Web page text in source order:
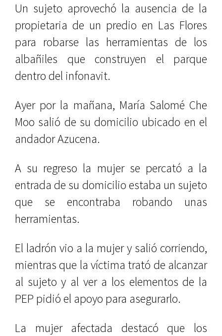
Un sujeto aprovechó la ausencia de la
propietaria de un predio en Las Flores
para robarse las herramientas de los
albañiles que construyen el parque
dentro del infonavit.
Ayer por la mañana, María Salomé Che
Moo salió de su domicilio ubicado en el
andador Azucena.
A su regreso la mujer se percató a la
entrada de su domicilio estaba un sujeto
que se encontraba robando unas
herramientas.
El ladrón vio a la mujer y salió corriendo,
mientras que la víctima trató de alcanzar
al sujeto y al ver a los elementos de la
PEP pidió el apoyo para asegurarlo.
La mujer afectada destacó que los